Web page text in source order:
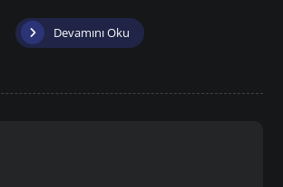
Devamını Oku